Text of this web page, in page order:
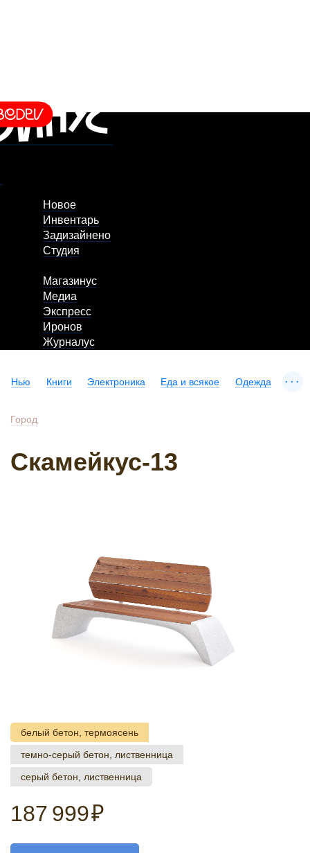
Новое
Инвентарь
Задизайнено
Студия
Магазинус
Медиа
Экспресс
Иронов
Журналус
Нью Книги Электроника Еда и всякое Одежда ...
Город
Скамейкус-13
белый бетон, термоясень
темно-серый бетон, лиственница
серый бетон, лиственница
187 999₽